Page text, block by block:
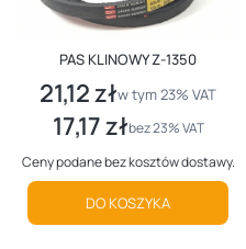
PAS KLINOWY Z-1350
Cena brutto
21,12 złw tym %s VAT
w tym 23% VAT
Cena netto
17,17 złbez 23% VAT
Ceny podane bez kosztów dostawy.
DO KOSZYKA